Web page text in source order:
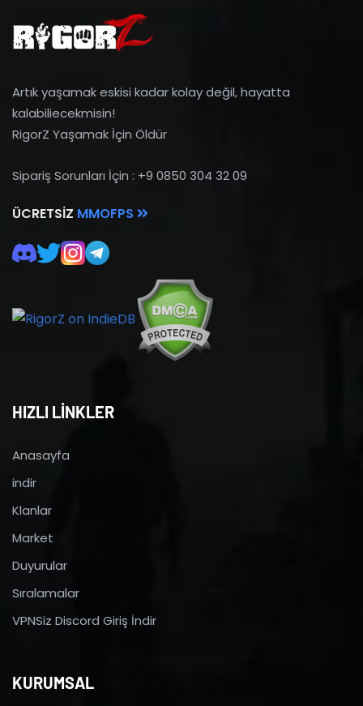
Artık yaşamak eskisi kadar kolay değil, hayatta
kalabiliecekmisin!
RigorZ Yaşamak İçin Öldür
Sipariş Sorunları İçin : +9 0850 304 32 09
ÜCRETSIZ MMOFPS
HIZLI LİNKLER
Anasayfa
indir
Klanlar
Market
Duyurular
Sıralamalar
VPNSiz Discord Giriş İndir
KURUMSAL